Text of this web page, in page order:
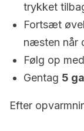
trykket
Fortsæt
næsten når
Følg op
Gentag 5
Efter